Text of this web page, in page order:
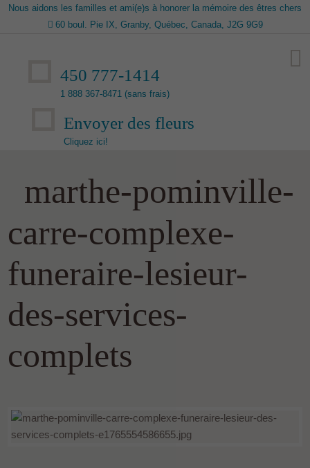
Nous aidons les familles et ami(e)s à honorer la mémoire des êtres chers
60 boul. Pie IX, Granby, Québec, Canada, J2G 9G9
450 777-1414
1 888 367-8471 (sans frais)
Envoyer des fleurs
Cliquez ici!
marthe-pominville-
carre-complexe-
funeraire-lesieur-
des-services-
complets